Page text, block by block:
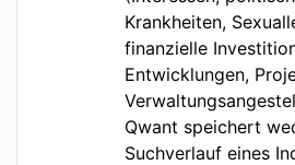
Krankheiten,
finanzielle
Entwicklungen,
Qwant speichert
Suchverlauf eines